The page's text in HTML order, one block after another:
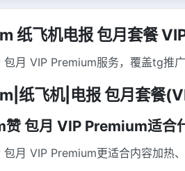
纸飞机电报 包月套餐
月 VIP Premium服务，覆盖tg推
纸飞机|电报 包月套餐
包月 VIP Premium适合
月 VIP Premium更适合内容加热